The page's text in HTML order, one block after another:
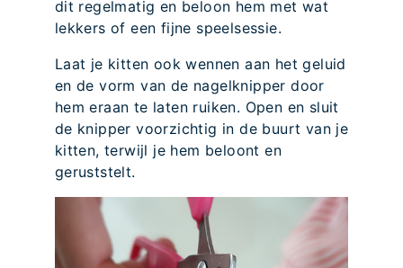
dit regelmatig en beloon hem met wat
lekkers of een fijne speelsessie.
Laat je kitten ook wennen aan het geluid
en de vorm van de nagelknipper door
hem eraan te laten ruiken. Open en sluit
de knipper voorzichtig in de buurt van je
kitten, terwijl je hem beloont en
geruststelt.